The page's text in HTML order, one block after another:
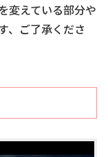
変えている部分や
、ご了承くださ